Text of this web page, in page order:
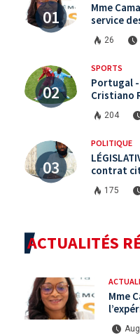
Mme
service
République
26
SPORTS
Portugal -
Cristiano
204
POLITIQUE
contrat
saturée.
175
ACTUALITÉS
Mme